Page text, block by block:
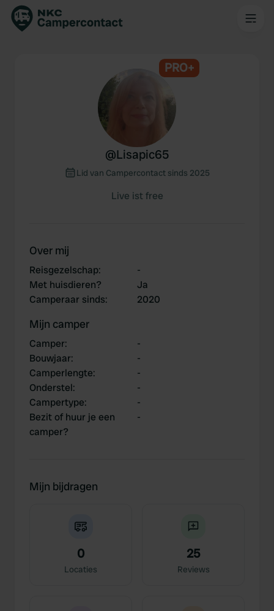
PRO+
@Lisapic65
Lid van Campercontact sinds 2025
Live ist free
Over mij
Reisgezelschap:
-
Met huisdieren?
Ja
Camperaar sinds: 2020
Mijn camper
Camper:
-
Bouwjaar:
-
Camperlengte:
-
Onderstel:
-
Campertype:
-
Bezit of huur je een
camper?
-
Mijn bijdragen
0
Locaties
25
Reviews